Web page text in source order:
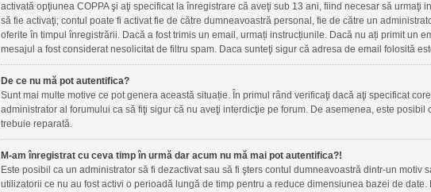
activată opţiunea COPPA şi aţi specificat la înregistrare că aveţi sub 13 ani, fiind necesar să urmaţi
să fie activaţi; contul poate fi activat fie de către dumneavoastră personal, fie de către un
oferite în timpul înregistrării. Dacă a fost trimis un email, urmați instrucțiunile. Dacă nu ați primit un
mesajul a fost considerat nesolicitat de filtru spam. Daca sunteţi sigur că adresa de email folosită
De ce nu mă pot autentifica?
Sunt mai multe motive ce pot genera această situație. În primul rând verificaţi dacă aţi specificat
administrator al forumului ca să fiţi sigur că nu aveţi interdicţie pe forum. De asemenea, este
trebuie reparată.
M-am înregistrat cu ceva timp în urmă dar acum nu mă mai pot autentifica?!
Este posibil ca un administrator să fi dezactivat sau să fi şters contul dumneavoastră dintr-un motiv
utilizatorii ce nu au fost activi o perioadă lungă de timp pentru a reduce dimensiunea bazei de